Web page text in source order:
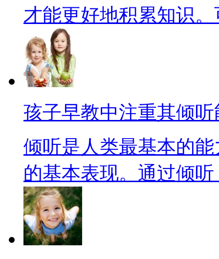
才能更好地积累知识。
孩子早教中注重其倾
倾听是人类最基本的
的基本表现。通过倾听